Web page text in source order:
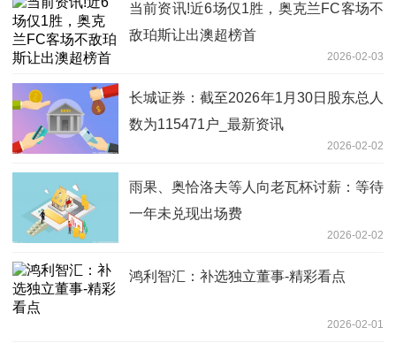
当前资讯!近6场仅1胜，奥克兰FC客场不
敌珀斯让出澳超榜首
2026-02-03
长城证券：截至2026年1月30日股东总人
数为115471户_最新资讯
2026-02-02
雨果、奥恰洛夫等人向老瓦杯讨薪：等待
一年未兑现出场费
2026-02-02
鸿利智汇：补选独立董事-精彩看点
2026-02-01